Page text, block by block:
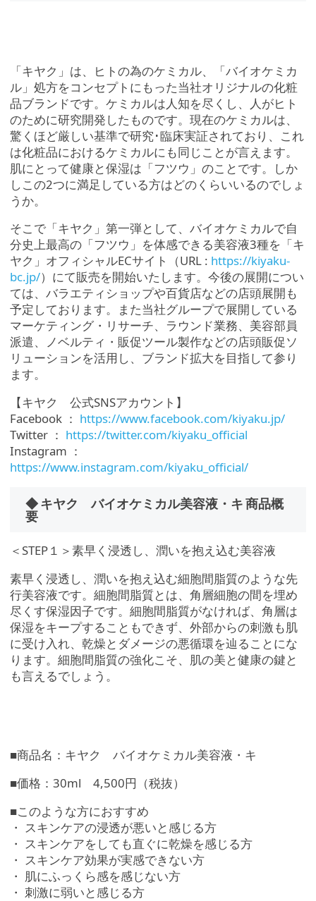
「キヤク」は、ヒトの為のケミカル、「バイオケミカ
ル」処方をコンセプトにもった当社オリジナルの化粧
品ブランドです。ケミカルは人知を尽くし、人がヒト
のために研究開発したものです。現在のケミカルは、
驚くほど厳しい基準で研究･臨床実証されており、これ
は化粧品におけるケミカルにも同じことが言えます。
肌にとって健康と保湿は「フツウ」のことです。しか
しこの2つに満足している方はどのくらいいるのでしょ
うか。
そこで「キヤク」第一弾として、バイオケミカルで自
分史上最高の「フツウ」を体感できる美容液3種を「キ
ヤク」オフィシャルECサイト（URL : https://kiyaku-
bc.jp/）にて販売を開始いたします。今後の展開につい
ては、バラエティショップや百貨店などの店頭展開も
予定しております。また当社グループで展開している
マーケティング・リサーチ、ラウンド業務、美容部員
派遣、ノベルティ・販促ツール製作などの店頭販促ソ
リューションを活用し、ブランド拡大を目指して参り
ます。
【キヤク 公式SNSアカウント】
Facebook ： https://www.facebook.com/kiyaku.jp/
Twitter ： https://twitter.com/kiyaku_official
Instagram ：
https://www.instagram.com/kiyaku_official/
◆ キヤク バイオケミカル美容液・キ 商品概
要
＜STEP１＞素早く浸透し、潤いを抱え込む美容液
素早く浸透し、潤いを抱え込む細胞間脂質のような先
行美容液です。細胞間脂質とは、角層細胞の間を埋め
尽くす保湿因子です。細胞間脂質がなければ、角層は
保湿をキープすることもできず、外部からの刺激も肌
に受け入れ、乾燥とダメージの悪循環を辿ることにな
ります。細胞間脂質の強化こそ、肌の美と健康の鍵と
も言えるでしょう。
■商品名：キヤク バイオケミカル美容液・キ
■価格：30ml 4,500円（税抜）
■このような方におすすめ
・ スキンケアの浸透が悪いと感じる方
・ スキンケアをしても直ぐに乾燥を感じる方
・ スキンケア効果が実感できない方
・ 肌にふっくら感を感じない方
・ 刺激に弱いと感じる方